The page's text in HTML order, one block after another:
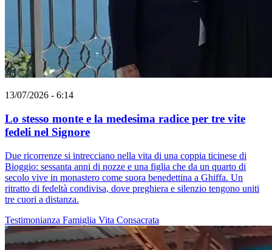
13/07/2026 - 6:14
Lo stesso monte e la medesima radice per tre vite
fedeli nel Signore
Due ricorrenze si intrecciano nella vita di una coppia ticinese di
Bioggio: sessanta anni di nozze e una figlia che da un quarto di
secolo vive in monastero come suora benedettina a Ghiffa. Un
ritratto di fedeltà condivisa, dove preghiera e silenzio tengono uniti
tre cuori a distanza.
Testimonianza Famiglia Vita Consacrata